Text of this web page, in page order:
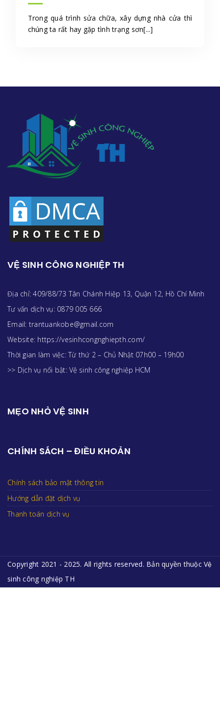
Trong quá trình sửa chữa, xây dựng nhà cửa thì
chúng ta rất hay gặp tình trạng sơn[...]
VỆ SINH CÔNG NGHIỆP TH
Địa chỉ: 409/88/73 Tân Chánh Hiệp 13, Quận 12, Hồ Chí Minh
Tư vấn dịch vụ: 0879 005 666
Email: trantuankobe@gmail.com
Website: https://vesinhcongnghiepth.com/
Thời gian làm việc: Từ thứ 2 – Chủ Nhật 07h00 – 19h00
>> Dịch vụ nổi bật: Vệ sinh công nghiệp HCM
MẸO NHỎ VỆ SINH
CHÍNH SÁCH – ĐIỀU KHOẢN
Chính sách bảo mật thông tin
Hướng dẫn đặt dịch vụ
Thanh toán dịch vụ
Copyright 2021 - 2025. All rights reserved. Bản quyền thuộc Vệ
sinh công nghiệp TH